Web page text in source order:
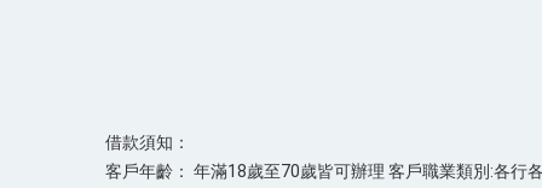
借款須知：
客戶年齡： 年滿18歲至70歲皆可辦理 客戶職業類別:各行